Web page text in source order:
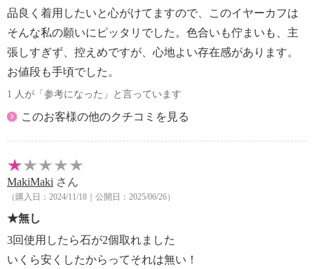
品良く着用したいと心がけてますので、このイヤーカフは
そんな私の願いにピッタリでした。色合いも佇まいも、主
張しすぎず、控えめですが、心地よい存在感があります。
お値段も手頃でした。
1 人が「参考になった」と言っています
このお客様の他のクチコミを見る
MakiMaki さん
（購入日：2024/11/18｜公開日：2025/06/26）
★無し
3回使用したら石が2個取れました
いくら安くしたからってそれは無い！